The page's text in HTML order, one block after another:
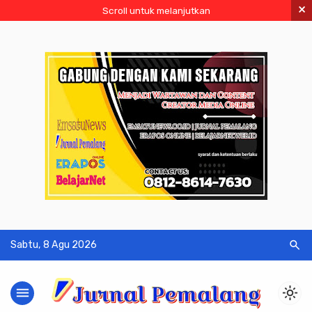
Scroll untuk melanjutkan ×
Sabtu, 8 Agu 2026 search
menu light_mode